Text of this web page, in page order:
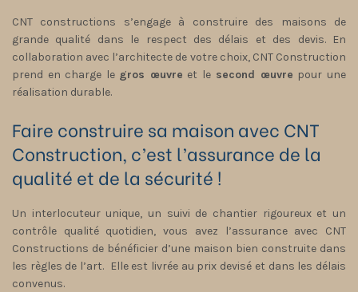
CNT constructions s’engage à construire des maisons de
grande qualité dans le respect des délais et des devis. En
collaboration avec l’architecte de votre choix, CNT Construction
prend en charge le gros œuvre et lesecond œuvre pour une
réalisation durable.
Faire construire sa maison avec CNT
Construction, c’est l’assurance de la
qualité et de la sécurité !
Un interlocuteur unique, un suivi de chantier rigoureux et un
contrôle qualité quotidien, vous avez l’assurance avec CNT
Constructions de bénéficier d’une maison bien construite dans
les règles de l’art. Elle est livrée au prix devisé et dans les délais
convenus.